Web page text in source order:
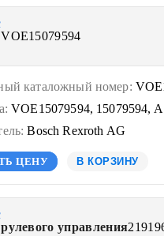
VOE15079594
каталожный номер:
VOE15079594, 15079594,
Bosch Rexroth AG
ЦЕНУ В КОРЗИНУ
рулевого управления